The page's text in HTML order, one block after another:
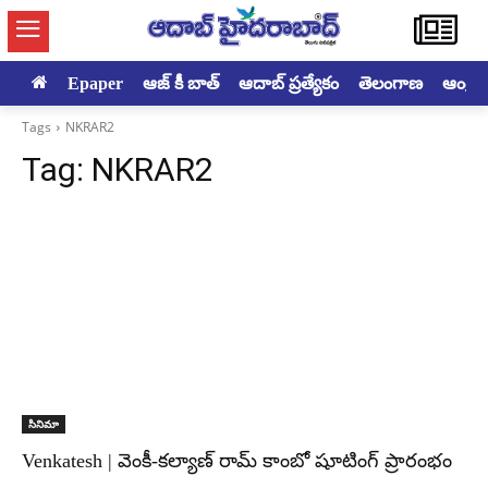
Epaper ఆజ్ కీ బాత్ ఆదాబ్ ప్రత్యేకం తెలంగాణ
Tags NKRAR2
Tag: NKRAR2
సినిమా
Venkatesh | వెంకీ-కల్యాణ్ రామ్ కాంబో షూటింగ్ ప్రారంభం